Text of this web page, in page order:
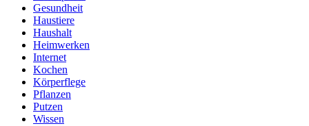
Gesundheit
Haustiere
Haushalt
Heimwerken
Internet
Kochen
Körperflege
Pflanzen
Putzen
Wissen